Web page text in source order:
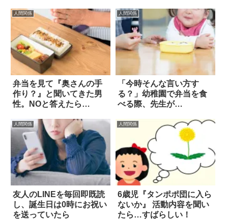
人間関係
弁当を見て『奥さんの手
作り？』と聞いてきた男
性。NOと答えたら…
人間関係
「今時そんな言い方す
る？」幼稚園で弁当を食
べる際、先生が…
人間関係
友人のLINEを毎回即既読
し、誕生日は0時にお祝い
を送っていたら
人間関係
6歳児『タンポポ団に入ら
ないか』 活動内容を聞い
たら…すばらしい！